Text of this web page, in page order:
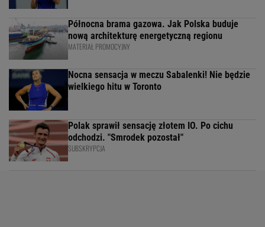
Północna brama gazowa. Jak Polska buduje
nową architekturę energetyczną regionu
MATERIAŁ PROMOCYJNY
Nocna sensacja w meczu Sabalenki! Nie będzie
wielkiego hitu w Toronto
Polak sprawił sensację złotem IO. Po cichu
odchodzi. "Smrodek pozostał"
SUBSKRYPCJA